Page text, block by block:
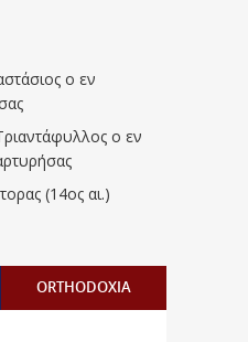
ο εν
ο εν
(14ος αι.)
ORTHODOXIA